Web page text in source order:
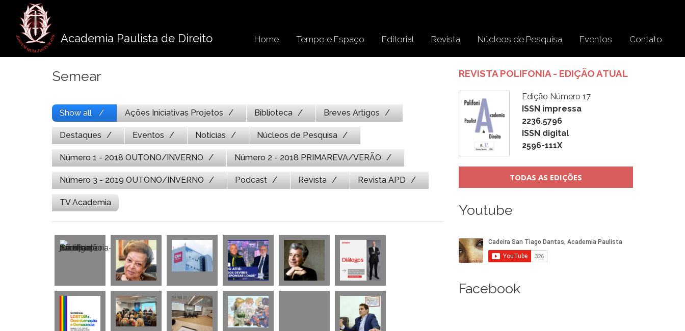
conteúdo
Academia Paulista de Direito Home Tempo e Espaço Editorial Revista Núcleos de Pesquisa Eventos Contato
Semear
Show all Ações Iniciativas Projetos Biblioteca Breves Artigos
Destaques Eventos Notícias Núcleos de Pesquisa
Número 1 - 2018 OUTONO/INVERNO Número 2 - 2018 PRIMAREVA/VERÃO
Número 3 - 2019 OUTONO/INVERNO Podcast Revista Revista APD
TV Academia
REVISTA POLIFONIA - EDIÇÃO ATUAL
Edição Número 17
ISSN impressa
2236.5796
ISSN digital
2596-111X
TODAS AS EDIÇÕES
Youtube
Facebook